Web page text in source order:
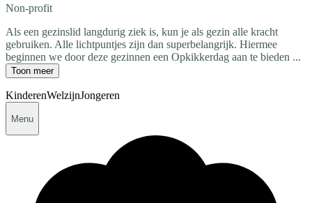
Non-profit
Als een gezinslid langdurig ziek is, kun je als gezin alle kracht
gebruiken. Alle lichtpuntjes zijn dan superbelangrijk. Hiermee
beginnen we door deze gezinnen een Opkikkerdag aan te bieden ...
Toon meer
KinderenWelzijnJongeren
Menu